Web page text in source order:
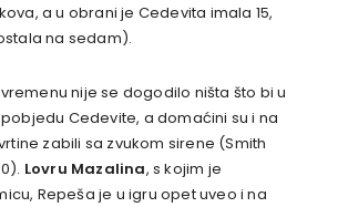
a u obrani je Cedevita imala 15,
na sedam).
nije se dogodilo ništa što bi u
Cedevite, a domaćini su i na
zabili sa zvukom sirene (Smith
Lovru Mazalina, s kojim je
Repeša je u igru opet uveo i na